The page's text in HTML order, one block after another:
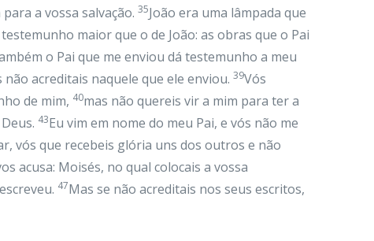
a vossa salvação. 35João era uma lâmpada que
maior que o de João: as obras que o Pai
o Pai que me enviou dá testemunho a meu
acreditais naquele que ele enviou. 39Vós
de mim, 40mas não quereis vir a mim para ter a
43Eu vim em nome do meu Pai, e vós não me
vós que recebeis glória uns dos outros e não
acusa: Moisés, no qual colocais a vossa
47Mas se não acreditais nos seus escritos,